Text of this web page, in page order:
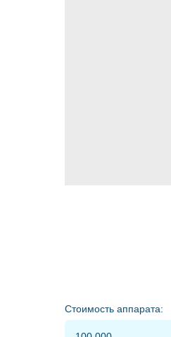
Стоимость аппарата: